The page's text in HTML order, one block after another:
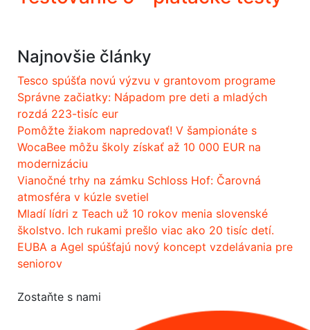
Najnovšie články
Tesco spúšťa novú výzvu v grantovom programe
Správne začiatky: Nápadom pre deti a mladých
rozdá 223-tisíc eur
Pomôžte žiakom napredovať! V šampionáte s
WocaBee môžu školy získať až 10 000 EUR na
modernizáciu
Vianočné trhy na zámku Schloss Hof: Čarovná
atmosféra v kúzle svetiel
Mladí lídri z Teach už 10 rokov menia slovenské
školstvo. Ich rukami prešlo viac ako 20 tisíc detí.
EUBA a Agel spúšťajú nový koncept vzdelávania pre
seniorov
Zostaňte s nami